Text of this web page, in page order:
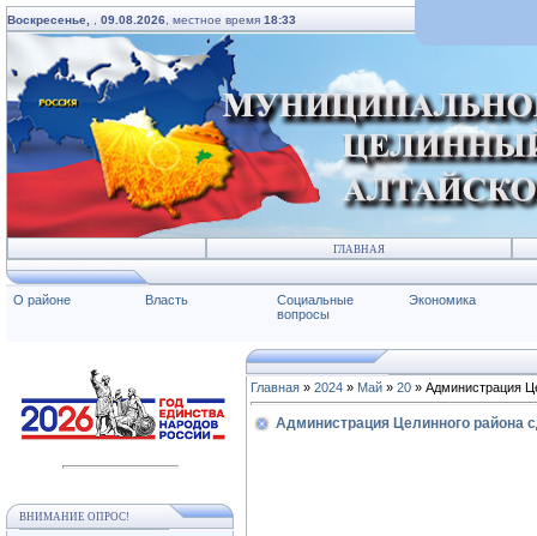
Воскресенье, 09.08.2026 , местное время 18:33
ГЛАВНАЯ
О районе Власть
Социальные
вопросы
Экономика
ВНИМАНИЕ ОПРОС!
Главная » 2024 » Май » 20 » Администрация
Администрация Целинного района